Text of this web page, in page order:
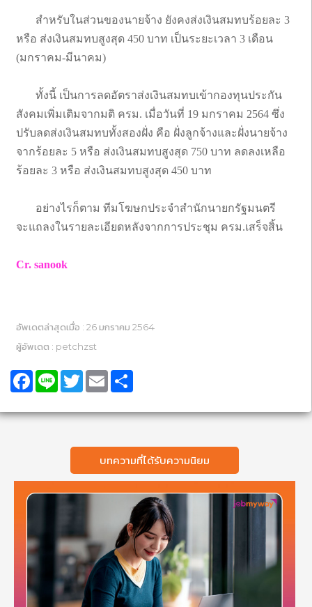
สำหรับในส่วนของนายจ้าง ยังคงส่งเงินสมทบร้อยละ 3
หรือ ส่งเงินสมทบสูงสุด 450 บาท เป็นระยะเวลา 3 เดือน
(มกราคม-มีนาคม)
ทั้งนี้ เป็นการลดอัตราส่งเงินสมทบเข้ากองทุนประกัน
สังคมเพิ่มเติมจากมติ ครม. เมื่อวันที่ 19 มกราคม 2564 ซึ่ง
ปรับลดส่งเงินสมทบทั้งสองฝั่ง คือ ฝั่งลูกจ้างและฝั่งนายจ้าง
จากร้อยละ 5 หรือ ส่งเงินสมทบสูงสุด 750 บาท ลดลงเหลือ
ร้อยละ 3 หรือ ส่งเงินสมทบสูงสุด 450 บาท
อย่างไรก็ตาม ทีมโฆษกประจำสำนักนายกรัฐมนตรี
จะแถลงในรายละเอียดหลังจากการประชุม ครม.เสร็จสิ้น
Cr. sanook
อัพเดตล่าสุดเมื่อ : 26 มกราคม 2564
ผู้อัพเดต : petchzst
Facebook
Line TwitterEmail
บทความที่ได้รับความนิยม